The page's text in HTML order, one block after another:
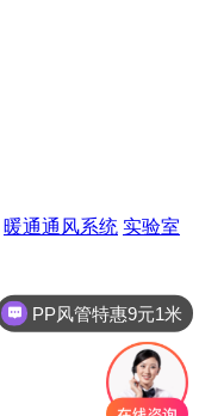
暖通通风系统 实验室
PP风管特惠9元1米